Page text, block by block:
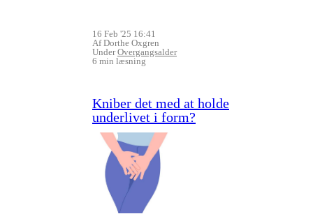
16 Feb '25 16:41
Af Dorthe Oxgren
UnderOvergangsalder
6 min læsning
Kniber det med at holde
underlivet i form?